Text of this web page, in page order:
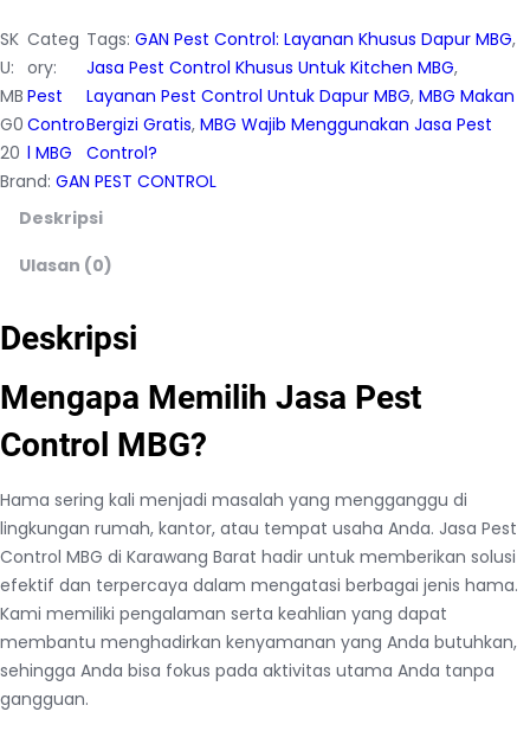
SK
U:
MB
G0
20
Categ
ory:
Pest
Contro
l MBG
Tags: GAN Pest Control: Layanan Khusus Dapur MBG,
Jasa Pest Control Khusus Untuk Kitchen MBG,
Layanan Pest Control Untuk Dapur MBG, MBG Makan
Bergizi Gratis, MBG Wajib Menggunakan Jasa Pest
Control?
Brand: GAN PEST CONTROL
Deskripsi
Ulasan (0)
Deskripsi
Mengapa Memilih Jasa Pest
Control MBG?
Hama sering kali menjadi masalah yang mengganggu di
lingkungan rumah, kantor, atau tempat usaha Anda. Jasa Pest
Control MBG di Karawang Barat hadir untuk memberikan solusi
efektif dan terpercaya dalam mengatasi berbagai jenis hama.
Kami memiliki pengalaman serta keahlian yang dapat
membantu menghadirkan kenyamanan yang Anda butuhkan,
sehingga Anda bisa fokus pada aktivitas utama Anda tanpa
gangguan.